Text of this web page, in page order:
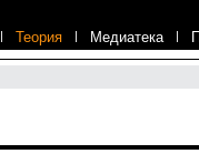
| Теория | Медиатека |